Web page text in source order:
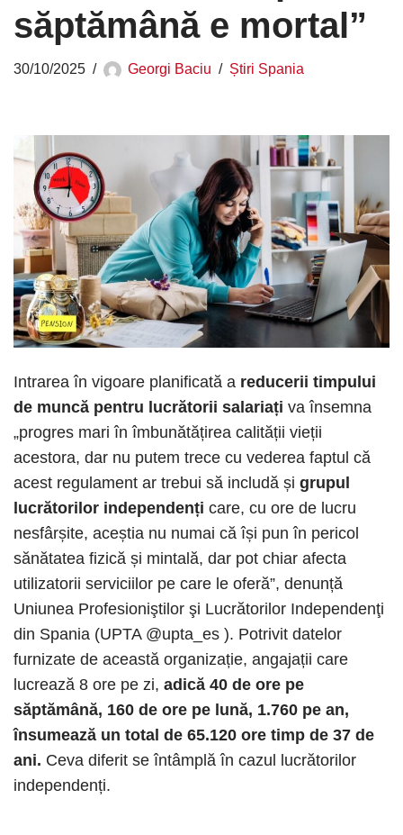
săptămână e mortal”
30/10/2025 Georgi Baciu Știri Spania
Intrarea în vigoare planificată a reducerii timpului
de muncă pentru lucrătorii salariați va însemna
„progres mari în îmbunătățirea calității vieții
acestora, dar nu putem trece cu vederea faptul că
acest regulament ar trebui să includă și grupul
lucrătorilor independenți care, cu ore de lucru
nesfârșite, aceștia nu numai că își pun în pericol
sănătatea fizică și mintală, dar pot chiar afecta
utilizatorii serviciilor pe care le oferă”, denunță
Uniunea Profesioniştilor şi Lucrătorilor Independenţi
din Spania (UPTA @upta_es ). Potrivit datelor
furnizate de această organizație, angajații care
lucrează 8 ore pe zi, adică 40 de ore pe
săptămână, 160 de ore pe lună, 1.760 pe an,
însumează un total de 65.120 ore timp de 37 de
ani. Ceva diferit se întâmplă în cazul lucrătorilor
independenți.